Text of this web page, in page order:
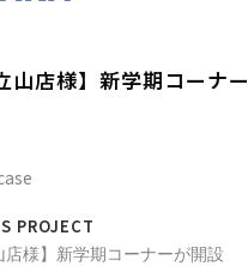
山店様】新学期コーナー
PROJECT
店様】新学期コーナーが開設